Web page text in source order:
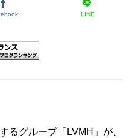
LINE
るグループ「LVMH」が、